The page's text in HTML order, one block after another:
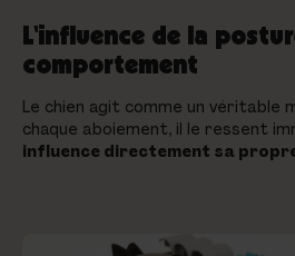
L'influence de la
comportement
Le chien agit comme un véritable
chaque aboiement, il le ressent
influence directement sa